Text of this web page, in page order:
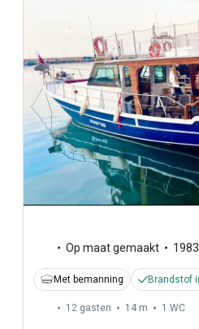
Op maat gemaakt 1983
Met bemanning Brandstof
12 gasten 14 m 1 WC